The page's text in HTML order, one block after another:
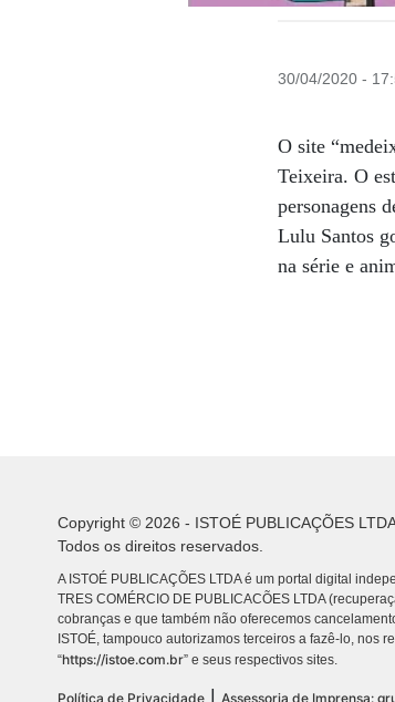
30/04/2020 -
O site
Teixeira. O
personagens
Lulu Santos
na série e
Copyright © 2026 - ISTOÉ PUBLICAÇÕES
Todos os direitos reservados.
A ISTOÉ PUBLICAÇÕES LTDA é um portal digital
TRES COMÉRCIO DE PUBLICACÕES LTDA
cobranças e que também não oferecemos
ISTOÉ, tampouco autorizamos terceiros a fazê-lo, nos
“https://istoe.com.br” e seus respectivos sites.
Política de Privacidade Assessoria de Imprensa: